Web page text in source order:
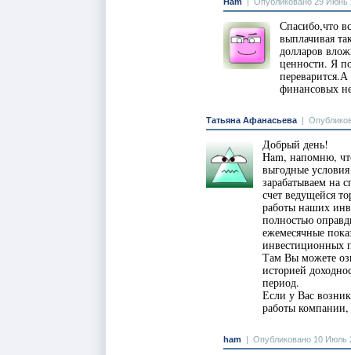
Спасибо,что
выплачивая
долларов
ценности. Я
финансовых
Татьяна Афанасьева
Добрый день!
Ham, напомню,
выгодные
зарабатываем на
счет ведущейся
работы наших
полностью
ежемесячные
инвестиционных
Там Вы можете
историей
период.
Если у Вас
работы компании,
ham Опубликовано 10 Июль